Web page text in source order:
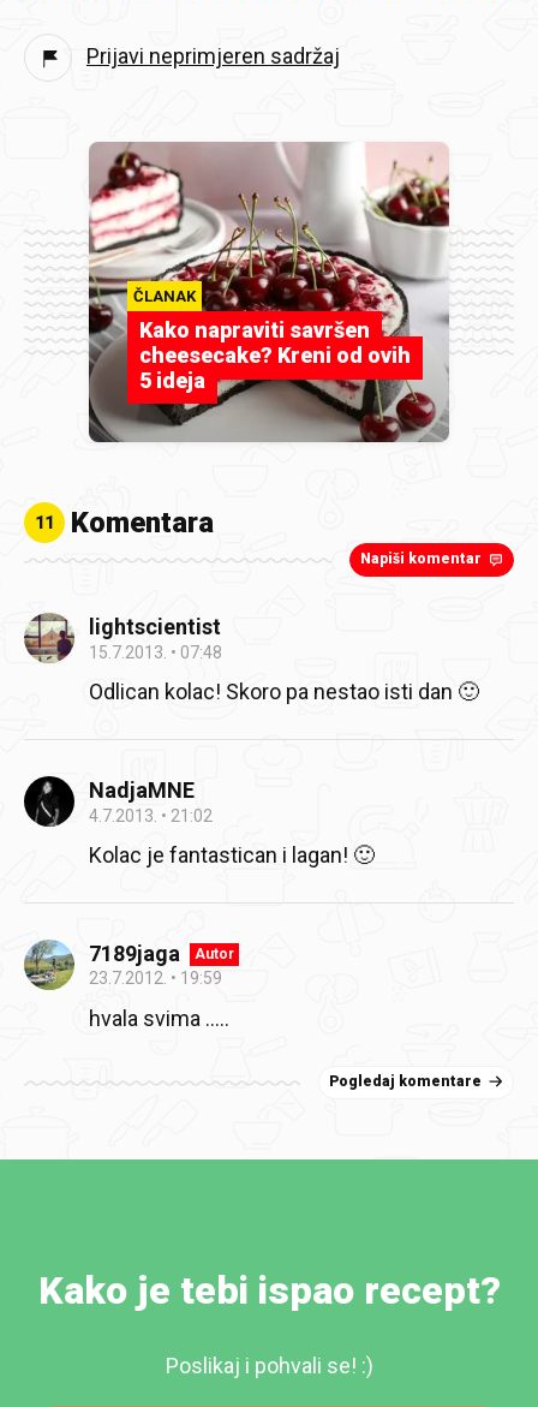
Prijavi neprimjeren sadržaj
ČLANAK
Kako napraviti savršen
cheesecake? Kreni od ovih
5 ideja
11 Komentara
Napiši komentar
lightscientist
15.7.2013. 07:48
Odlican kolac! Skoro pa nestao isti dan 🙂
NadjaMNE
4.7.2013. 21:02
Kolac je fantastican i lagan! 🙂
7189jaga Autor
23.7.2012. 19:59
hvala svima .....
Pogledaj komentare
Kako je tebi ispao recept?
Poslikaj i pohvali se! :)